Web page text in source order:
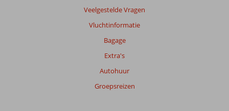
Veelgestelde Vragen
Vluchtinformatie
Bagage
Extra's
Autohuur
Groepsreizen